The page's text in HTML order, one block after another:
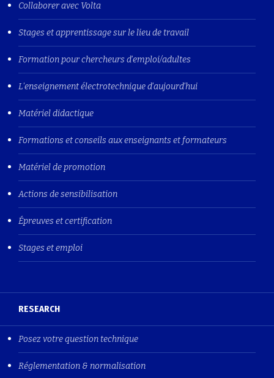
Collaborer avec Volta
Stages et apprentissage sur le lieu de travail
Formation pour chercheurs d'emploi/adultes
L'enseignement électrotechnique d'aujourd'hui
Matériel didactique
Formations et conseils aux enseignants et formateurs
Matériel de promotion
Actions de sensibilisation
Épreuves et certification
Stages et emploi
RESEARCH
Posez votre question technique
Réglementation & normalisation